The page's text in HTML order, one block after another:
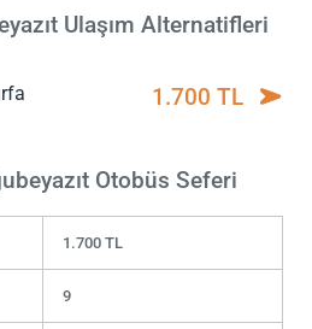
Ulaşım Alternatifleri
1.700 TL
Otobüs Seferi
1.700 TL
9